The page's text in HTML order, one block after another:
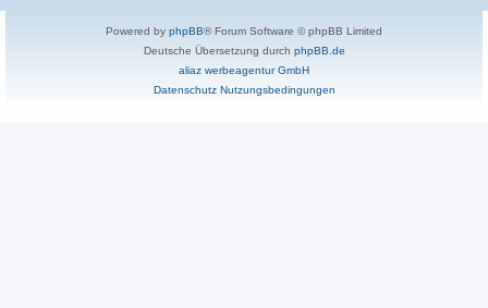
Powered by phpBB® Forum Software © phpBB Limited
Deutsche Übersetzung durch phpBB.de
aliaz werbeagentur GmbH
Datenschutz Nutzungsbedingungen